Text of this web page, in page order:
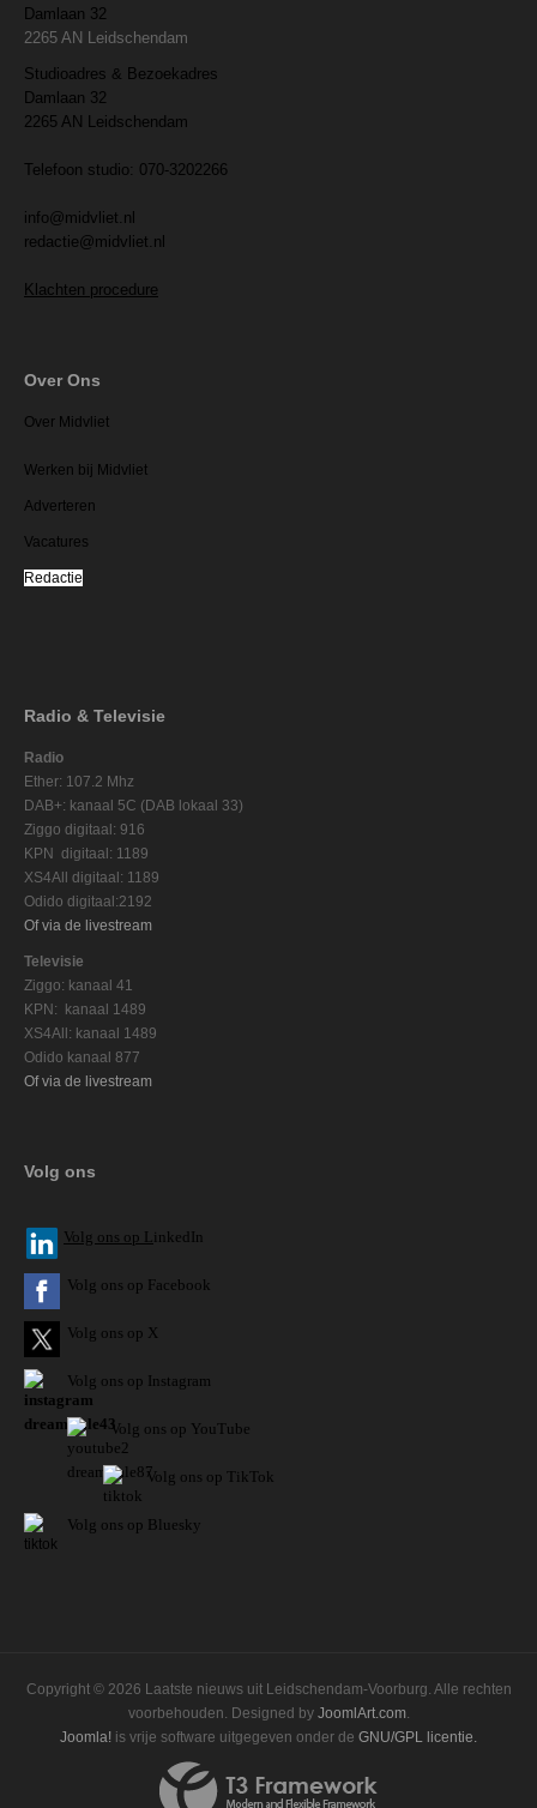
Damlaan 32
2265 AN Leidschendam
Studioadres & Bezoekadres
Damlaan 32
2265 AN Leidschendam
Telefoon studio: 070-3202266
info@midvliet.nl
redactie@midvliet.nl
Klachten procedure
Over Ons
Over Midvliet
Werken bij Midvliet
Adverteren
Vacatures
Redactie
Radio & Televisie
Radio
Ether: 107.2 Mhz
DAB+: kanaal 5C (DAB lokaal 33)
Ziggo digitaal: 916
KPN digitaal: 1189
XS4All digitaal: 1189
Odido digitaal:2192
Of via de livestream
Televisie
Ziggo: kanaal 41
KPN: kanaal 1489
XS4All: kanaal 1489
Odido kanaal 877
Of via de livestream
Volg ons
Volg ons op L inkedIn
Volg ons op Facebook
Volg ons op X
Volg ons op Instagram
Volg ons op YouTube
Volg ons op TikTok
Volg ons op Bluesky
Copyright © 2026 Laatste nieuws uit Leidschendam-Voorburg. Alle rechten
voorbehouden. Designed by JoomlArt.com.
Joomla! is vrije software uitgegeven onder de GNU/GPL licentie.